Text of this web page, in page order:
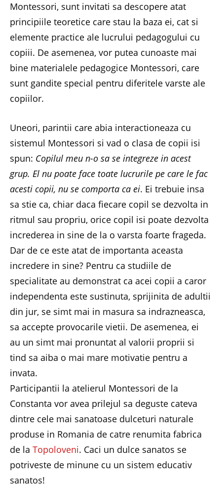
Montessori, sunt invitati sa descopere atat
principiile teoretice care stau la baza ei, cat si
elemente practice ale lucrului pedagogului cu
copiii. De asemenea, vor putea cunoaste mai
bine materialele pedagogice Montessori, care
sunt gandite special pentru diferitele varste ale
copiilor.
Uneori, parintii care abia interactioneaza cu
sistemul Montessori si vad o clasa de copii isi
spun: Copilul meu n-o sa se integreze in acest
grup. El nu poate face toate lucrurile pe care le fac
acesti copii, nu se comporta ca ei. Ei trebuie insa
sa stie ca, chiar daca fiecare copil se dezvolta in
ritmul sau propriu, orice copil isi poate dezvolta
increderea in sine de la o varsta foarte frageda.
Dar de ce este atat de importanta aceasta
incredere in sine? Pentru ca studiile de
specialitate au demonstrat ca acei copii a caror
independenta este sustinuta, sprijinita de adultii
din jur, se simt mai in masura sa indrazneasca,
sa accepte provocarile vietii. De asemenea, ei
au un simt mai pronuntat al valorii proprii si
tind sa aiba o mai mare motivatie pentru a
invata.
Participantii la atelierul Montessori de la
Constanta vor avea prilejul sa deguste cateva
dintre cele mai sanatoase dulceturi naturale
produse in Romania de catre renumita fabrica
de la Topoloveni. Caci un dulce sanatos se
potriveste de minune cu un sistem educativ
sanatos!